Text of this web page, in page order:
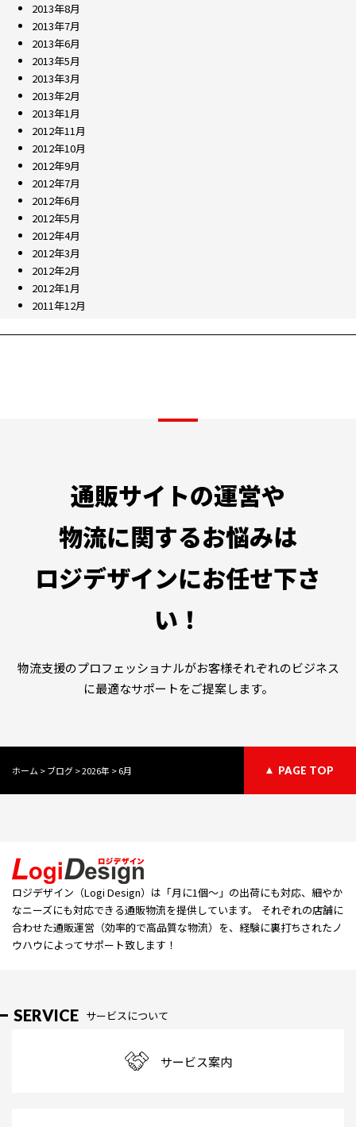
2013年8月
2013年7月
2013年6月
2013年5月
2013年3月
2013年2月
2013年1月
2012年11月
2012年10月
2012年9月
2012年7月
2012年6月
2012年5月
2012年4月
2012年3月
2012年2月
2012年1月
2011年12月
通販サイトの運営や
物流に関するお悩みは
ロジデザインにお任せ下さ
い！
物流支援のプロフェッショナルがお客様それぞれのビジネス
に最適なサポートをご提案します。
ホーム >ブログ>2026年 >6月 PAGE TOP
ロジデザイン（Logi Design）は「⽉に1個〜」の出荷にも対応、細やか
なニーズにも対応できる通販物流を提供しています。 それぞれの店舗に
合わせた通販運営（効率的で高品質な物流）を、経験に裏打ちされたノ
ウハウによってサポート致します！
SERVICE サービスについて
サービス案内